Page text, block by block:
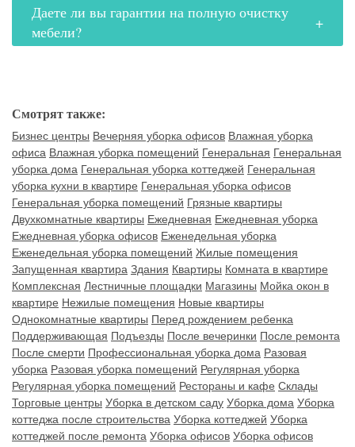
Даете ли вы гарантии на полную очистку
мебели?
Смотрят также:
Бизнес центры Вечерняя уборка офисов Влажная уборка
офиса Влажная уборка помещений Генеральная Генеральная
уборка дома Генеральная уборка коттеджей Генеральная
уборка кухни в квартире Генеральная уборка офисов
Генеральная уборка помещений Грязные квартиры
Двухкомнатные квартиры Ежедневная Ежедневная уборка
Ежедневная уборка офисов Еженедельная уборка
Еженедельная уборка помещений Жилые помещения
Запущенная квартира Здания Квартиры Комната в квартире
Комплексная Лестничные площадки Магазины Мойка окон в
квартире Нежилые помещения Новые квартиры
Однокомнатные квартиры Перед рождением ребенка
Поддерживающая Подъезды После вечеринки После ремонта
После смерти Профессиональная уборка дома Разовая
уборка Разовая уборка помещений Регулярная уборка
Регулярная уборка помещений Рестораны и кафе Склады
Торговые центры Уборка в детском саду Уборка дома Уборка
коттеджа после строительства Уборка коттеджей Уборка
коттеджей после ремонта Уборка офисов Уборка офисов